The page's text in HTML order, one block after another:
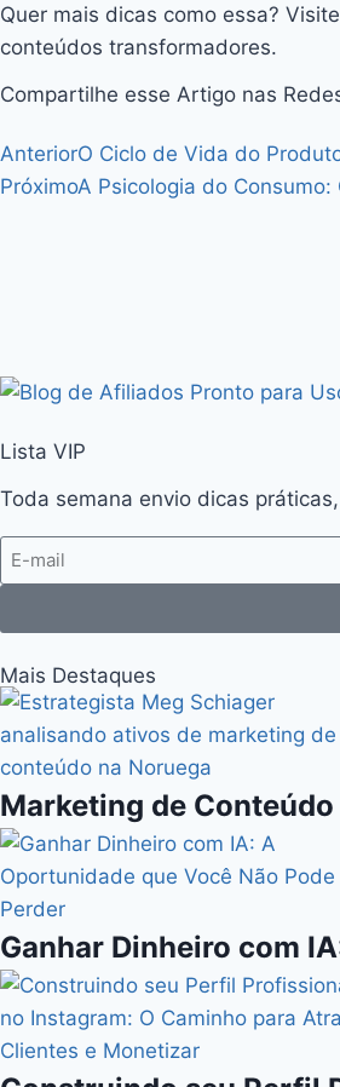
Quer mais dicas como essa?
conteúdos transformadores.
Compartilhe esse Artigo nas
AnteriorO Ciclo de Vida do
PróximoA Psicologia do
Lista VIP
Toda semana envio dicas
Mais Destaques
Marketing de
Ganhar Dinheiro com